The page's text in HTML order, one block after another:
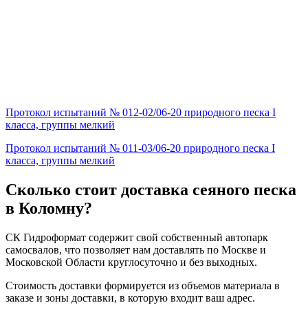
Протокол испытаний № 012-02/06-20 природного песка I
класса, группы мелкий
Протокол испытаний № 011-03/06-20 природного песка I
класса, группы мелкий
Сколько стоит доставка сеяного песка
в Коломну?
СК Гидроформат содержит свой собственный автопарк
самосвалов, что позволяет нам доставлять по Москве и
Московской Области круглосуточно и без выходных.
Стоимость доставки формируется из объемов материала в
заказе и зоны доставки, в которую входит ваш адрес.